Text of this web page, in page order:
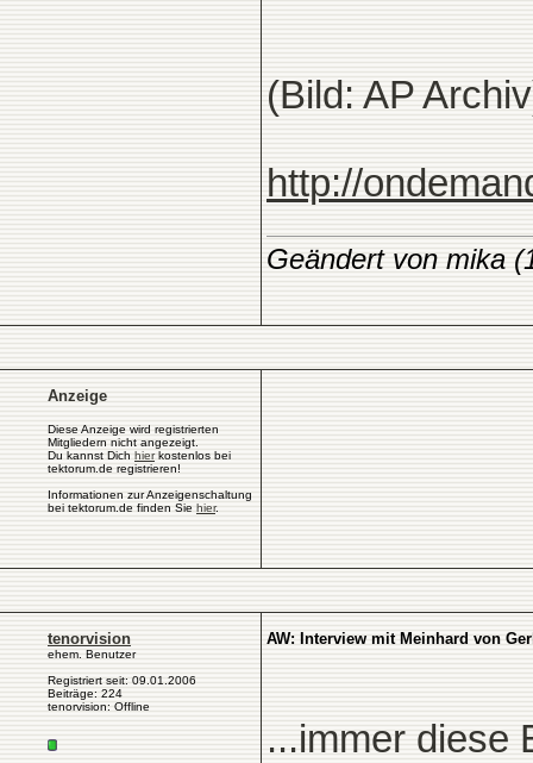
(Bild: AP
http://
Geändert von mika
Anzeige
Diese Anzeige wird registrierten
Mitgliedern nicht angezeigt.
Du kannst Dich hierkostenlos bei
tektorum.de registrieren!
Informationen zur Anzeigenschaltung
bei tektorum.de finden Sie hier.
tenorvision
ehem. Benutzer
Registriert seit: 09.01.2006
Beiträge: 224
tenorvision: Offline
AW: Interview mit Meinhard von
...immer diese